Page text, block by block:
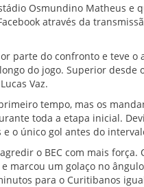
Osmundino Matheus e
através da
parte do confronto e teve
do jogo. Superior desde
Vaz.
tempo, mas os
toda a etapa inicial.
o único gol antes do
o BEC com mais
um golaço no ângulo
para o Curitibanos